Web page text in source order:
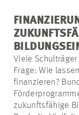
Viele
Frage: Wie
finanzieren?
zukunftsfähige